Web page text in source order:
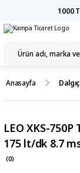
1000
Anasayfa
LEO XKS-
175 lt/dk 8.7
(0)